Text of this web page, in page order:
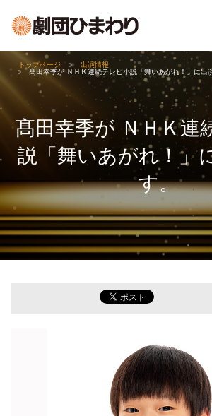
髙田幸季が ＮＨＫ連
説「舞いあがれ！」
す。
トップページ
出演情報
髙田幸季が ＮＨＫ連続テレビ小説「舞いあがれ！」に出